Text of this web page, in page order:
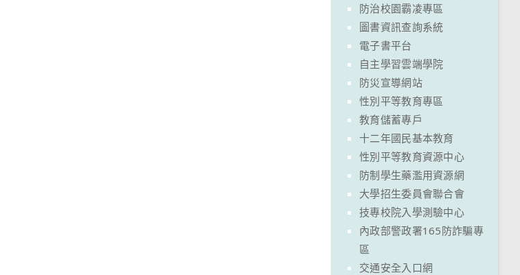
防治校園霸凌專區
圖書資訊查詢系統
電子書平台
自主學習雲端學院
防災宣導網站
性別平等教育專區
教育儲蓄專戶
十二年國民基本教育
性別平等教育資源中心
防制學生藥濫用資源網
大學招生委員會聯合會
技專校院入學測驗中心
內政部警政署165防詐騙專
區
交通安全入口網